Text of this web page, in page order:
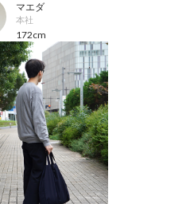
マエダ
本社
172cm